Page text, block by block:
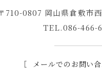
710-0807 岡山県倉敷市
TEL.086-466-
メールでのお問い